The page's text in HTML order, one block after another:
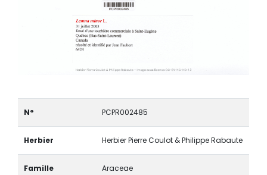
N° PCPR002485
Herbier Herbier Pierre Coulot & Philippe Rabaute
Famille Araceae